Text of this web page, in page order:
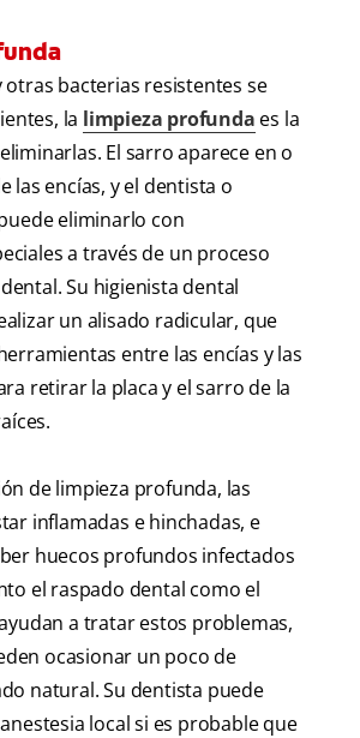
otras bacterias resistentes se
la limpieza profunda es la
El sarro aparece en o
las encías, y el dentista o
eliminarlo con
a través de un proceso
Su higienista dental
un alisado radicular, que
entre las encías y las
retirar la placa y el sarro de la
de limpieza profunda, las
inflamadas e hinchadas, e
huecos profundos infectados
el raspado dental como el
a tratar estos problemas,
ocasionar un poco de
natural. Su dentista puede
local si es probable que